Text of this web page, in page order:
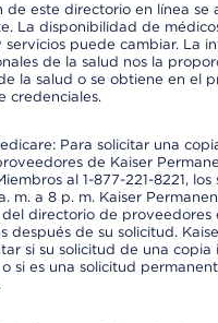
de este directorio en línea se
La disponibilidad de
puede cambiar. La
de la salud nos la
la salud o se obtiene en el
credenciales.
Para solicitar una
de Kaiser
al 1-877-221-8221,
m. a 8 p. m. Kaiser
directorio de proveedores
después de su solicitud.
si su solicitud de una copia
si es una solicitud